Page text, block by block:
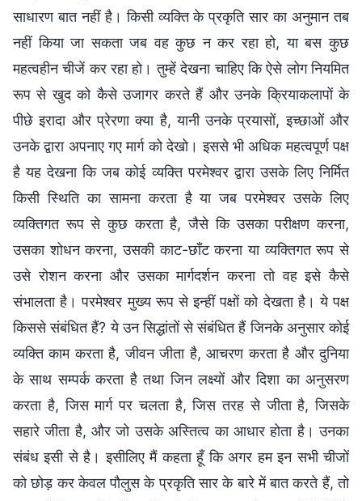
साधारण बात नहीं है। किसी व्यक्ति के प्रकृति सार का अनुमान तब
नहीं किया जा सकता जब वह कुछ न कर रहा हो, या बस कुछ
महत्वहीन चीजें कर रहा हो। तुम्हें देखना चाहिए कि ऐसे लोग नियमित
रूप से खुद को कैसे उजागर करते हैं और उनके क्रियाकलापों के
पीछे इरादा और प्रेरणा क्या है, यानी उनके प्रयासों, इच्छाओं और
उनके द्वारा अपनाए गए मार्ग को देखो। इससे भी अधिक महत्वपूर्ण पक्ष
है यह देखना कि जब कोई व्यक्ति परमेश्वर द्वारा उसके लिए निर्मित
किसी स्थिति का सामना करता है या जब परमेश्वर उसके लिए
व्यक्तिगत रूप से कुछ करता है, जैसे कि उसका परीक्षण करना,
उसका शोधन करना, उसकी काट-छाँट करना या व्यक्तिगत रूप से
उसे रोशन करना और उसका मार्गदर्शन करना तो वह इसे कैसे
संभालता है। परमेश्वर मुख्य रूप से इन्हीं पक्षों को देखता है। ये पक्ष
किससे संबंधित हैं? ये उन सिद्धांतों से संबंधित हैं जिनके अनुसार कोई
व्यक्ति काम करता है, जीवन जीता है, आचरण करता है और दुनिया
के साथ सम्पर्क करता है तथा जिन लक्ष्यों और दिशा का अनुसरण
करता है, जिस मार्ग पर चलता है, जिस तरह से जीता है, जिसके
सहारे जीता है, और जो उसके अस्तित्व का आधार होता है। उनका
संबंध इसी से है। इसीलिए मैं कहता हूँ कि अगर हम इन सभी चीजों
को छोड़ कर केवल पौलुस के प्रकृति सार के बारे में बात करते हैं, तो